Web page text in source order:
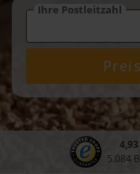
Ihre Postleitzahl
5.084